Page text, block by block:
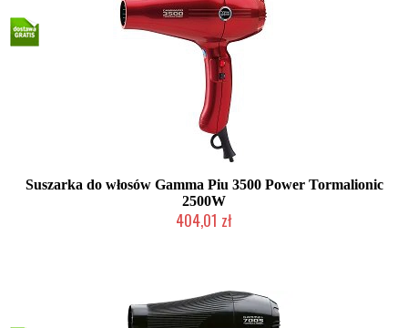
Suszarka do włosów Gamma Piu 3500 Power Tormalionic
2500W
404,01 zł